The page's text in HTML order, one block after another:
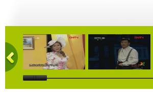
04:59 17:28